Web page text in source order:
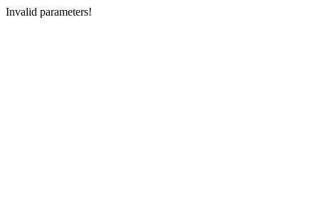
Invalid parameters!